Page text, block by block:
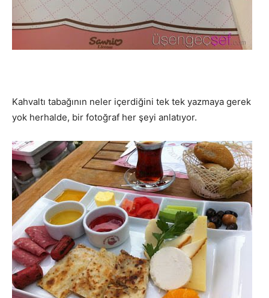
Kahvaltı tabağının neler içerdiğini tek tek yazmaya gerek
yok herhalde, bir fotoğraf her şeyi anlatıyor.